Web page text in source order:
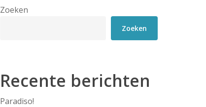
Zoeken
Zoeken
Recente berichten
Paradiso!